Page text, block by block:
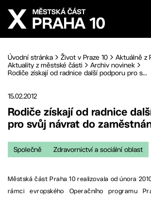
Přejít na hlavní obsah
Úvodní stránka Život v Praze 10
Aktuálně z
Aktuality z městské části
Archiv novinek
Rodiče získají od radnice další podporu pro s...
15.02.2012
Rodiče získají od radnice
pro svůj návrat do
Společně Zdravornictví a sociální oblast
Městská část Praha 10 realizovala od února
rámci evropského Operačního programu